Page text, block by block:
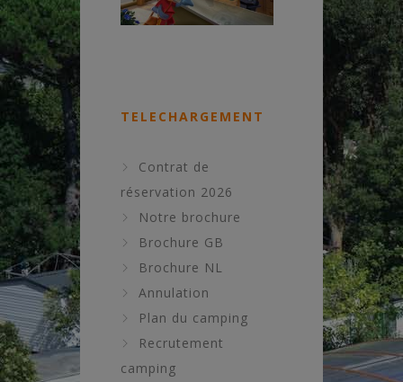
TELECHARGEMENT
Contrat de
réservation 2026
Notre brochure
Brochure GB
Brochure NL
Annulation
Plan du camping
Recrutement
camping